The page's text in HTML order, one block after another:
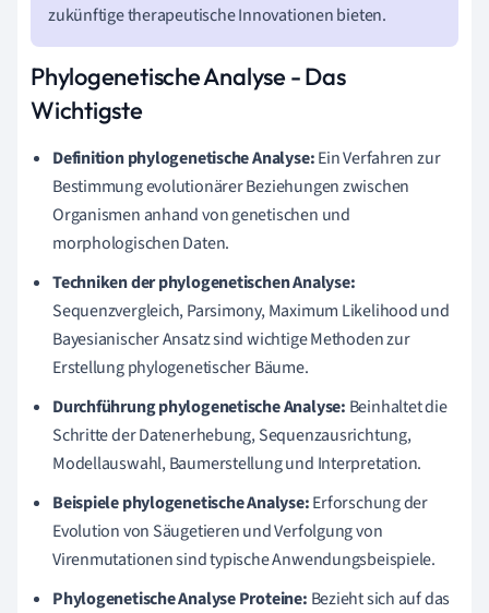
zukünftige therapeutische Innovationen bieten.
Phylogenetische Analyse - Das
Wichtigste
Definition phylogenetische Analyse:Ein Verfahren zur
Bestimmung evolutionärer Beziehungen zwischen
Organismen anhand von genetischen und
morphologischen Daten.
Techniken der phylogenetischen Analyse:
Sequenzvergleich, Parsimony, Maximum Likelihood und
Bayesianischer Ansatz sind wichtige Methoden zur
Erstellung phylogenetischer Bäume.
Durchführung phylogenetische Analyse: Beinhaltet die
Schritte der Datenerhebung, Sequenzausrichtung,
Modellauswahl, Baumerstellung und Interpretation.
Beispiele phylogenetische Analyse:Erforschung der
Evolution von Säugetieren und Verfolgung von
Virenmutationen sind typische Anwendungsbeispiele.
Phylogenetische Analyse Proteine: Bezieht sich auf das